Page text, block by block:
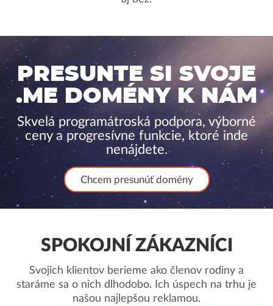
PRESUNTE SI SVOJE
.ME DOMÉNY K NÁM
Skvelá programátroská podpora, výborné
ceny a progresívne funkcie, ktoré inde
nenájdete.
Chcem presunúť domény
SPOKOJNÍ ZÁKAZNÍCI
Svojich klientov berieme ako členov rodiny a
staráme sa o nich dlhodobo. Ich úspech na trhu je
našou najlepšou reklamou.